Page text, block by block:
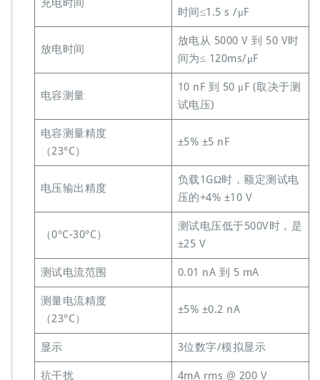
充电时间
时间≤1.5 s /μF
放电时间
放电从 5000 V 到 50 V时
间为≤ 120ms/μF
电容测量
10 nF 到 50 μF (取决于测
试电压)
电容测量精度
（23°C）
±5% ±5 nF
电压输出精度
负载1GΩ时，额定测试电
压的+4% ±10 V
（0°C-30°C）
测试电压低于500V时，是
±25 V
测试电流范围 0.01 nA 到 5 mA
测量电流精度
（23°C）
±5% ±0.2 nA
显示 3位数字/模拟显示
抗干扰 4mA rms @ 200 V